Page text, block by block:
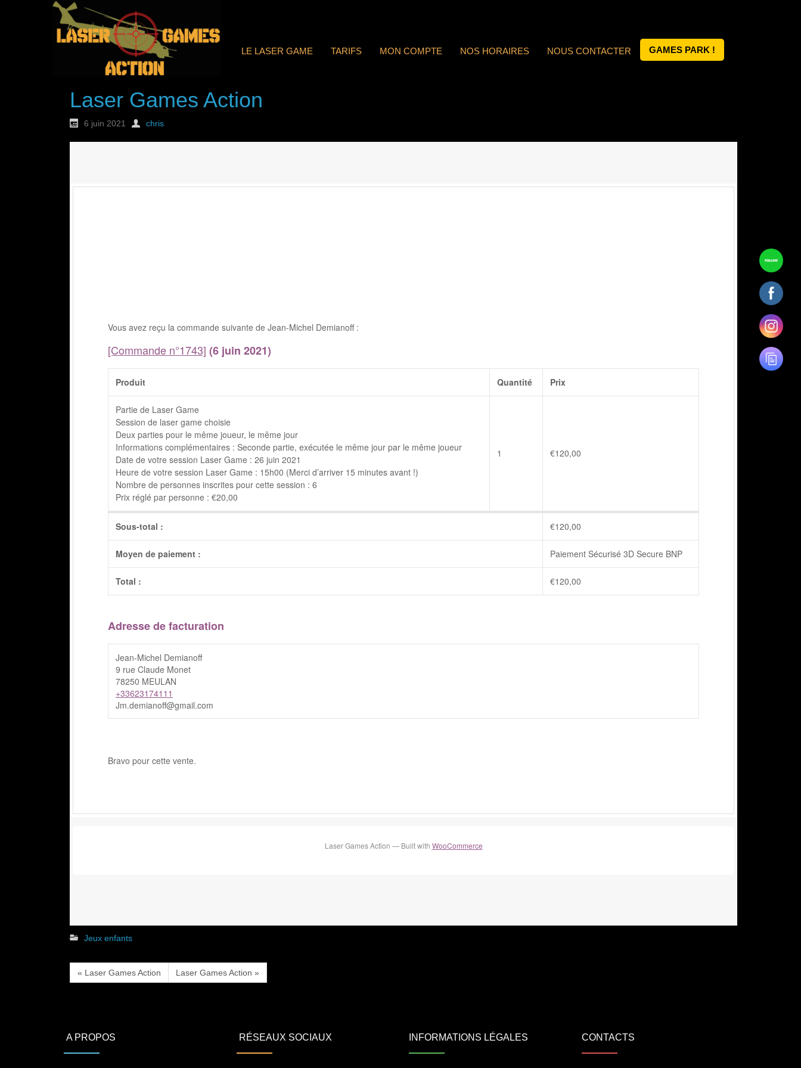
LE LASER GAME TARIFS MON COMPTE NOS HORAIRES NOUS CONTACTER GAMES PARK !
Laser Games Action
6 juin 2021 chris
Vous avez reçu la commande suivante de Jean-Michel Demianoff :
[Commande n°1743] (6 juin 2021)
Produit Quantité Prix
Partie de Laser Game
Session de laser game choisie
Deux parties pour le même joueur, le même jour
Informations complémentaires : Seconde partie, exécutée le même jour par le même joueur
Date de votre session Laser Game : 26 juin 2021
Heure de votre session Laser Game : 15h00 (Merci d’arriver 15 minutes avant !)
Nombre de personnes inscrites pour cette session : 6
Prix réglé par personne : €20,00
1 €120,00
Sous-total : €120,00
Moyen de paiement : Paiement Sécurisé 3D Secure BNP
Total : €120,00
Adresse de facturation
Jean-Michel Demianoff
9 rue Claude Monet
78250 MEULAN
+33623174111
Jm.demianoff@gmail.com
Bravo pour cette vente.
Laser Games Action — Built with WooCommerce
Jeux enfants
« Laser Games Action Laser Games Action »
A PROPOS RÉSEAUX SOCIAUX INFORMATIONS LÉGALES CONTACTS